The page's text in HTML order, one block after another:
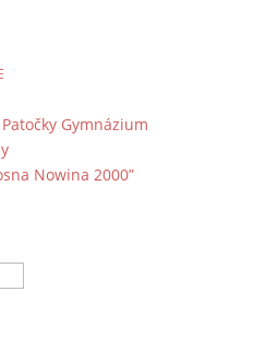
Gymnázium
Nowina 2000”